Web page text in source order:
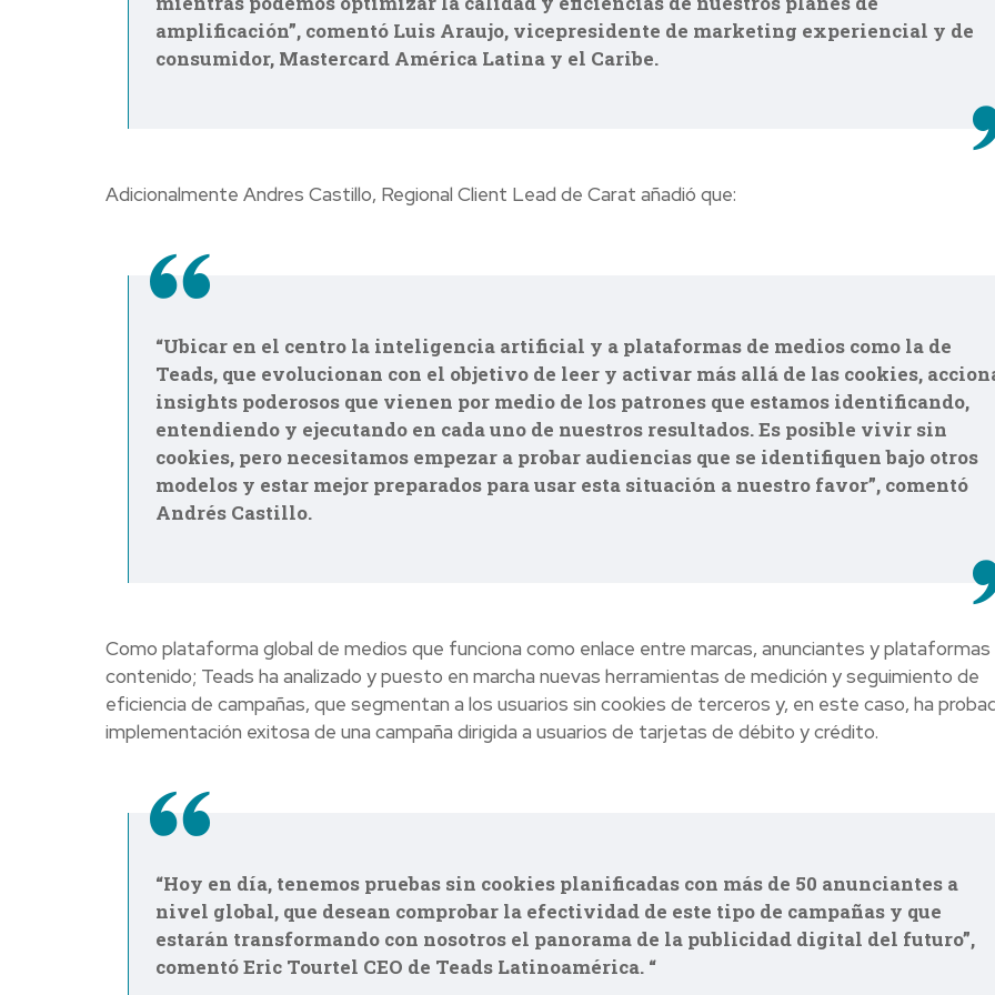
amplificación”, comentó Luis Araujo, vicepresidente de marketing experiencial y de
consumidor, Mastercard América Latina y el Caribe.
Adicionalmente Andres Castillo, Regional Client Lead de Carat añadió que:
“Ubicar en el centro la inteligencia artificial y a plataformas de medios como la de
Teads, que evolucionan con el objetivo de leer y activar más allá de las cookies,
insights poderosos que vienen por medio de los patrones que estamos identificando,
entendiendo y ejecutando en cada uno de nuestros resultados. Es posible vivir sin
cookies, pero necesitamos empezar a probar audiencias que se identifiquen bajo otros
modelos y estar mejor preparados para usar esta situación a nuestro favor”, comentó
Andrés Castillo.
Como plataforma global de medios que funciona como enlace entre marcas, anunciantes y plataformas
contenido; Teads ha analizado y puesto en marcha nuevas herramientas de medición y seguimiento de
eficiencia de campañas, que segmentan a los usuarios sin cookies de terceros y, en este caso, ha
implementación exitosa de una campaña dirigida a usuarios de tarjetas de débito y crédito.
“Hoy en día, tenemos pruebas sin cookies planificadas con más de 50 anunciantes a
nivel global, que desean comprobar la efectividad de este tipo de campañas y que
estarán transformando con nosotros el panorama de la publicidad digital del futuro”,
comentó Eric Tourtel CEO de Teads Latinoamérica. “